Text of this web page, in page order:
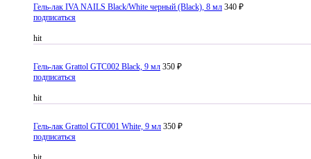
Гель-лак IVA NAILS Black/White черный (Black), 8 мл 340 ₽
подписаться
hit
Гель-лак Grattol GTC002 Black, 9 мл 350 ₽
подписаться
hit
Гель-лак Grattol GTC001 White, 9 мл 350 ₽
подписаться